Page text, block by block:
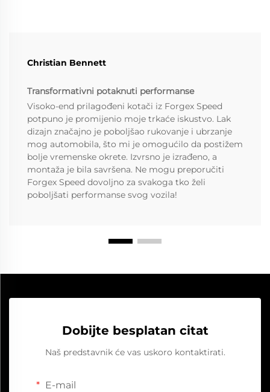
Christian Bennett
Transformativni potaknuti performanse
Visoko-end prilagođeni kotači iz Forgex Speed
potpuno je promijenio moje trkaće iskustvo. Lak
dizajn značajno je poboljšao rukovanje i ubrzanje
mog automobila, što mi je omogućilo da postižem
bolje vremenske okrete. Izvrsno je izrađeno, a
montaža je bila savršena. Ne mogu preporučiti
Forgex Speed dovoljno za svakoga tko želi
poboljšati performanse svog vozila!
Dobijte besplatan citat
Naš predstavnik će vas uskoro kontaktirati.
E-mail